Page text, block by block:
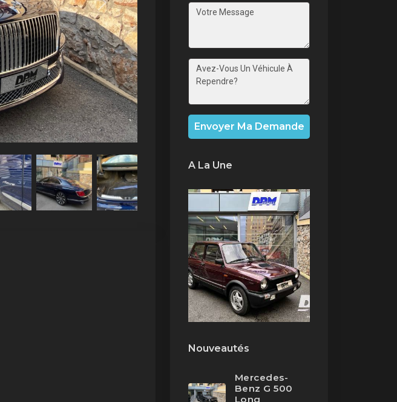
Suivant
Envoyer Ma Demande
A La Une
Nouveautés
Mercedes-
Benz G 500
Long